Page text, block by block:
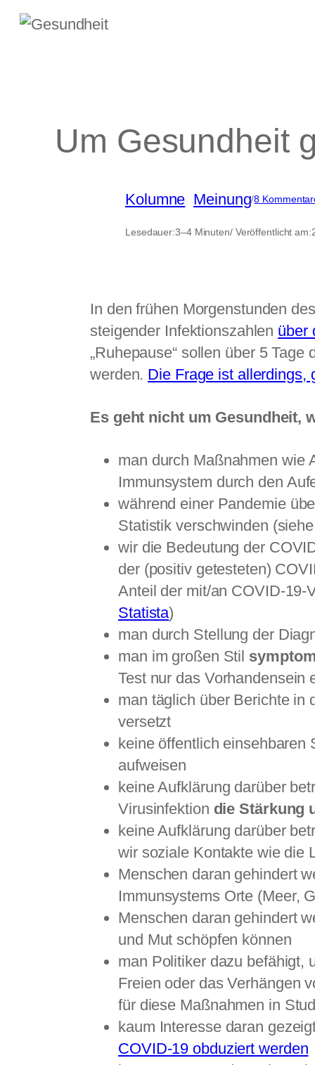
Um Gesundheit
Kolumne Meinung/8
Lesedauer:3–4 Minuten/ Veröffentlicht am:
In den frühen Morgenstunden
steigender Infektionszahlen über
„Ruhepause“ sollen über 5
werden. Die Frage ist
Es geht nicht um Gesundheit,
man durch Maßnahmen wie
Immunsystem durch den
während einer Pandemie
Statistik verschwinden
wir die Bedeutung der
der (positiv getesteten)
Anteil der mit/an COVID-19-
Statista)
man durch Stellung der
man im großen Stil
Test nur das Vorhandensein
man täglich über Berichte in
versetzt
keine öffentlich
aufweisen
keine Aufklärung darüber
Virusinfektion die Stärkung
keine Aufklärung darüber
wir soziale Kontakte wie die
Menschen daran gehindert
Immunsystems Orte (Meer,
Menschen daran gehindert
und Mut schöpfen können
man Politiker dazu befähigt,
Freien oder das Verhängen
für diese Maßnahmen in
kaum Interesse daran
COVID-19 obduziert werden